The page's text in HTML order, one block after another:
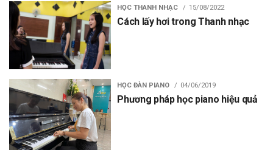
HỌC THANH NHẠC 15/08/2022
Cách lấy hơi trong Thanh nhạc
HỌC ĐÀN PIANO 04/06/2019
Phương pháp học piano hiệu quả